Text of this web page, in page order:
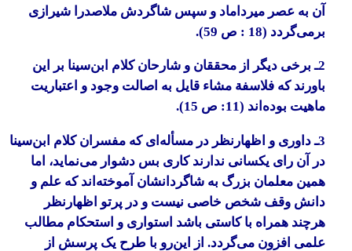
آن به عصر میرداماد و سپس شاگردش ملاصدرا شیرازی
برمی‌گردد (18 : ص 59).
2ـ برخی دیگر از محققان و شارحان کلام ابن‌سینا بر این
باورند که فلاسفة مشاء قایل به اصالت وجود و اعتباریت
ماهیت بوده‌اند (11: ص 15).
3ـ داوری و اظهارنظر در مسأله‌ای که مفسران کلام ابن‌سینا
در آن رای یکسانی ندارند کاری بس دشوار می‌نماید، اما
همین معلمان بزرگ به شاگردانشان آموخته‌اند که علم و
دانش وقف شخص خاصی نیست و در پرتو اظهارنظر
هرچند همراه با کاستی باشد استواری و استحکام مطالب
علمی افزون می‌گردد. از این‌رو با طرح یک پرسش از